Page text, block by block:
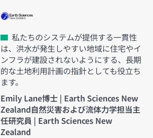
私たちのシステムが提供する一貫性
は、洪水が発生しやすい地域に住宅やイ
ンフラが建設されないようにする、長期
的な土地利用計画の指針としても役立ち
ます。
Emily Lane博士 | Earth Sciences New
Zealand自然災害および流体力学担当主
任研究員 | Earth Sciences New
Zealand